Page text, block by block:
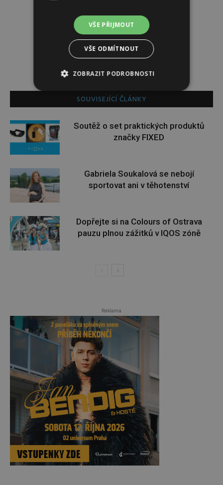
Venuše Doležalová Baxová
SOUVISEJÍCÍ ČLÁNKY
Soutěž o set praktických produktů
značky FIXED
Gabriela Soukalová se nebojí
sportovat ani v těhotenství
Dopřejte si na Colours of Ostrava
pauzu plnou zážitků v IQOS zóně
Reklama
VŠE PŘIJMOUT
VŠE ODMÍTNOUT
ZOBRAZIT PODROBNOSTI